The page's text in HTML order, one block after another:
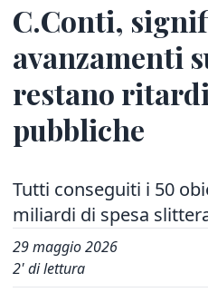
C.Conti,
avanzamenti
restano
pubbliche
Tutti conseguiti i 50
miliardi di spesa
29 maggio 2026
2' di lettura